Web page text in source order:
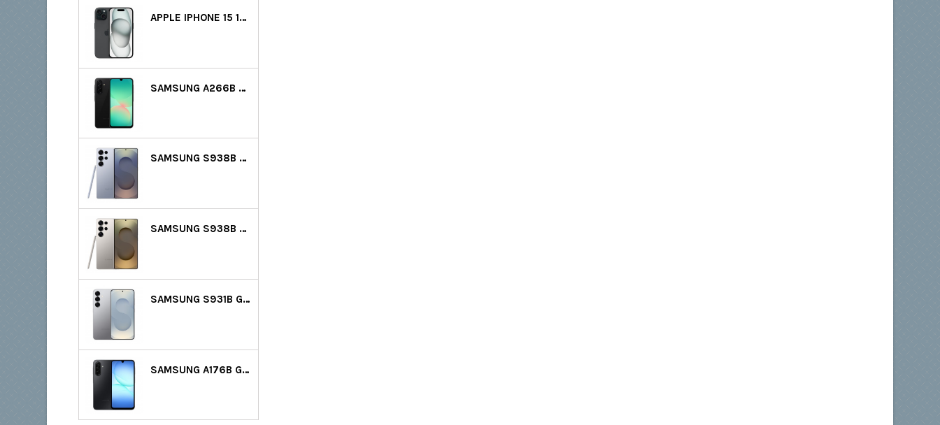
APPLE IPHONE 15 128GB - FEKETE GYÁRTÓI GARANCIA
SAMSUNG A266B GALAXY A26 5G DS 128GB (6GB RAM) - FEKETE
SAMSUNG S938B GALAXY S25 ULTRA 5G DS 512GB (12GB RAM) - VILÁGOSKÉK
SAMSUNG S938B GALAXY S25 ULTRA 5G DS 512GB (12GB RAM) - SZÜRKE
SAMSUNG S931B GALAXY S25 5G DS 128GB (12GB RAM) - EZÜST
SAMSUNG A176B GALAXY A17 5G DS 128GB (4GB RAM) - FEKETE